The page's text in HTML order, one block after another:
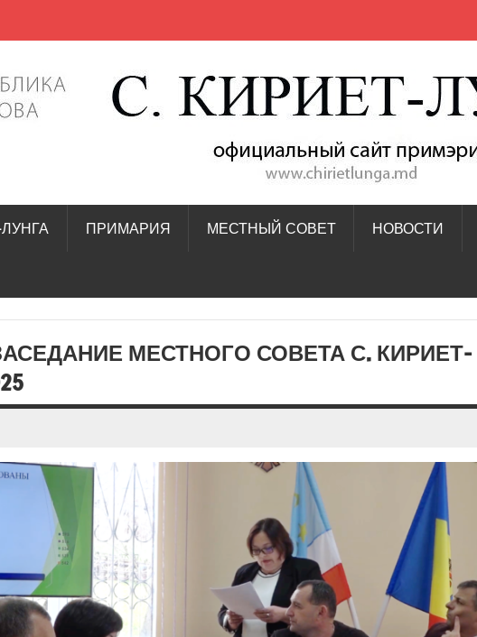
ПРИМАРИЯ МЕСТНЫЙ СОВЕТ НОВОСТИ
МЕСТНОГО СОВЕТА С. КИРИЕТ-